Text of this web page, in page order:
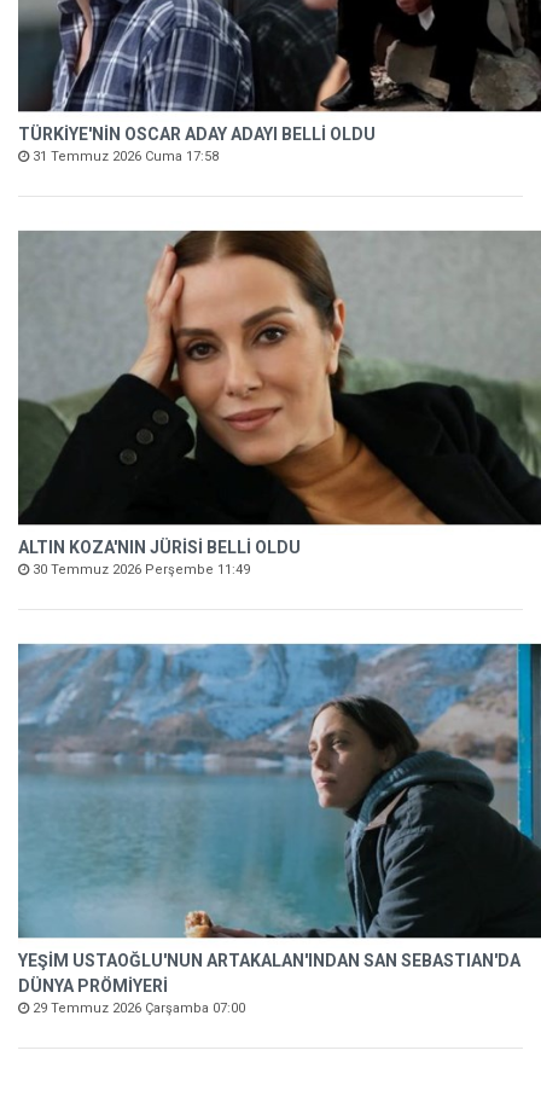
TÜRKİYE'NİN OSCAR ADAY ADAYI BELLİ OLDU
31 Temmuz 2026 Cuma 17:58
ALTIN KOZA'NIN JÜRİSİ BELLİ OLDU
30 Temmuz 2026 Perşembe 11:49
YEŞİM USTAOĞLU'NUN ARTAKALAN'INDAN SAN SEBASTIAN'DA
DÜNYA PRÖMİYERİ
29 Temmuz 2026 Çarşamba 07:00